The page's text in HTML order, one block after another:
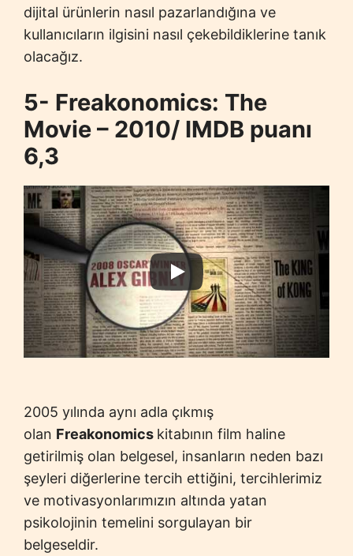
dijital ürünlerin nasıl pazarlandığına ve
kullanıcıların ilgisini nasıl çekebildiklerine tanık
olacağız.
5- Freakonomics: The
Movie – 2010/ IMDB puanı
6,3
2005 yılında aynı adla çıkmış
olan Freakonomics kitabının film haline
getirilmiş olan belgesel, insanların neden bazı
şeyleri diğerlerine tercih ettiğini, tercihlerimiz
ve motivasyonlarımızın altında yatan
psikolojinin temelini sorgulayan bir
belgeseldir.